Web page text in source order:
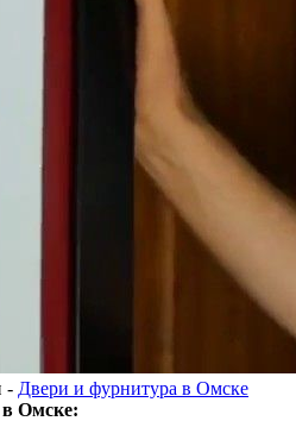
- Двери и фурнитура в Омске
Омске: